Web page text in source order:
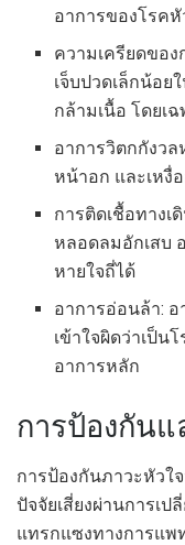
อาการของโรคหั
ความเครียดขอ
เจ็บปวดเล็กน้อย
กล้ามเนื้อ โดยเ
อาการวิตกกังว
หน้าอก และเหงื่
การติดเชื้อทางเ
หลอดลมอักเสบ
หายใจถี่ได้
อาการอ่อนล้า:
เข้าใจผิดว่าเป็น
อาการหลัก
การป้องกันแ
การป้องกันภาวะหัวใ
ปัจจัยเสี่ยงผ่านการเ
แทรกแซงทางการแพ